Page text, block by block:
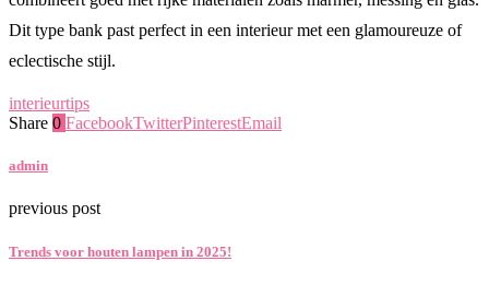
Dit type bank past perfect in een interieur met een glamoureuze of
eclectische stijl.
interieurtips
Share 0 FacebookTwitterPinterestEmail
admin
previous post
Trends voor houten lampen in 2025!